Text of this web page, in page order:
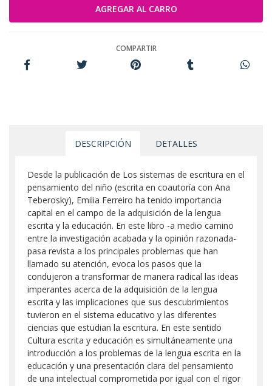
COMPARTIR
DESCRIPCIÓN DETALLES
Desde la publicación de Los sistemas de escritura en el
pensamiento del niño (escrita en coautoría con Ana
Teberosky), Emilia Ferreiro ha tenido importancia
capital en el campo de la adquisición de la lengua
escrita y la educación. En este libro -a medio camino
entre la investigación acabada y la opinión razonada-
pasa revista a los principales problemas que han
llamado su atención, evoca los pasos que la
condujeron a transformar de manera radical las ideas
imperantes acerca de la adquisición de la lengua
escrita y las implicaciones que sus descubrimientos
tuvieron en el sistema educativo y las diferentes
ciencias que estudian la escritura. En este sentido
Cultura escrita y educación es simultáneamente una
introducción a los problemas de la lengua escrita en la
educación y una presentación clara del pensamiento
de una intelectual comprometida por igual con el rigor